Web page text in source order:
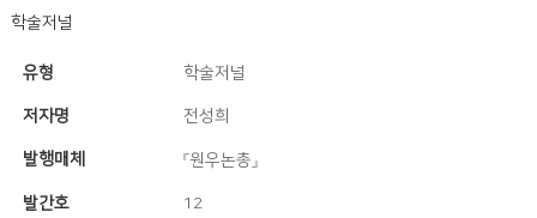
학술저널
유형 학술저널
저자명 전성희
발행매체 『원우논총』
발간호 12